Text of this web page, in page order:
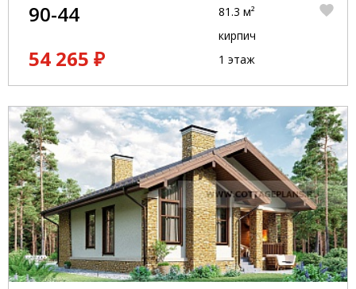
90-44
54 265 ₽
81.3 м²
кирпич
1 этаж